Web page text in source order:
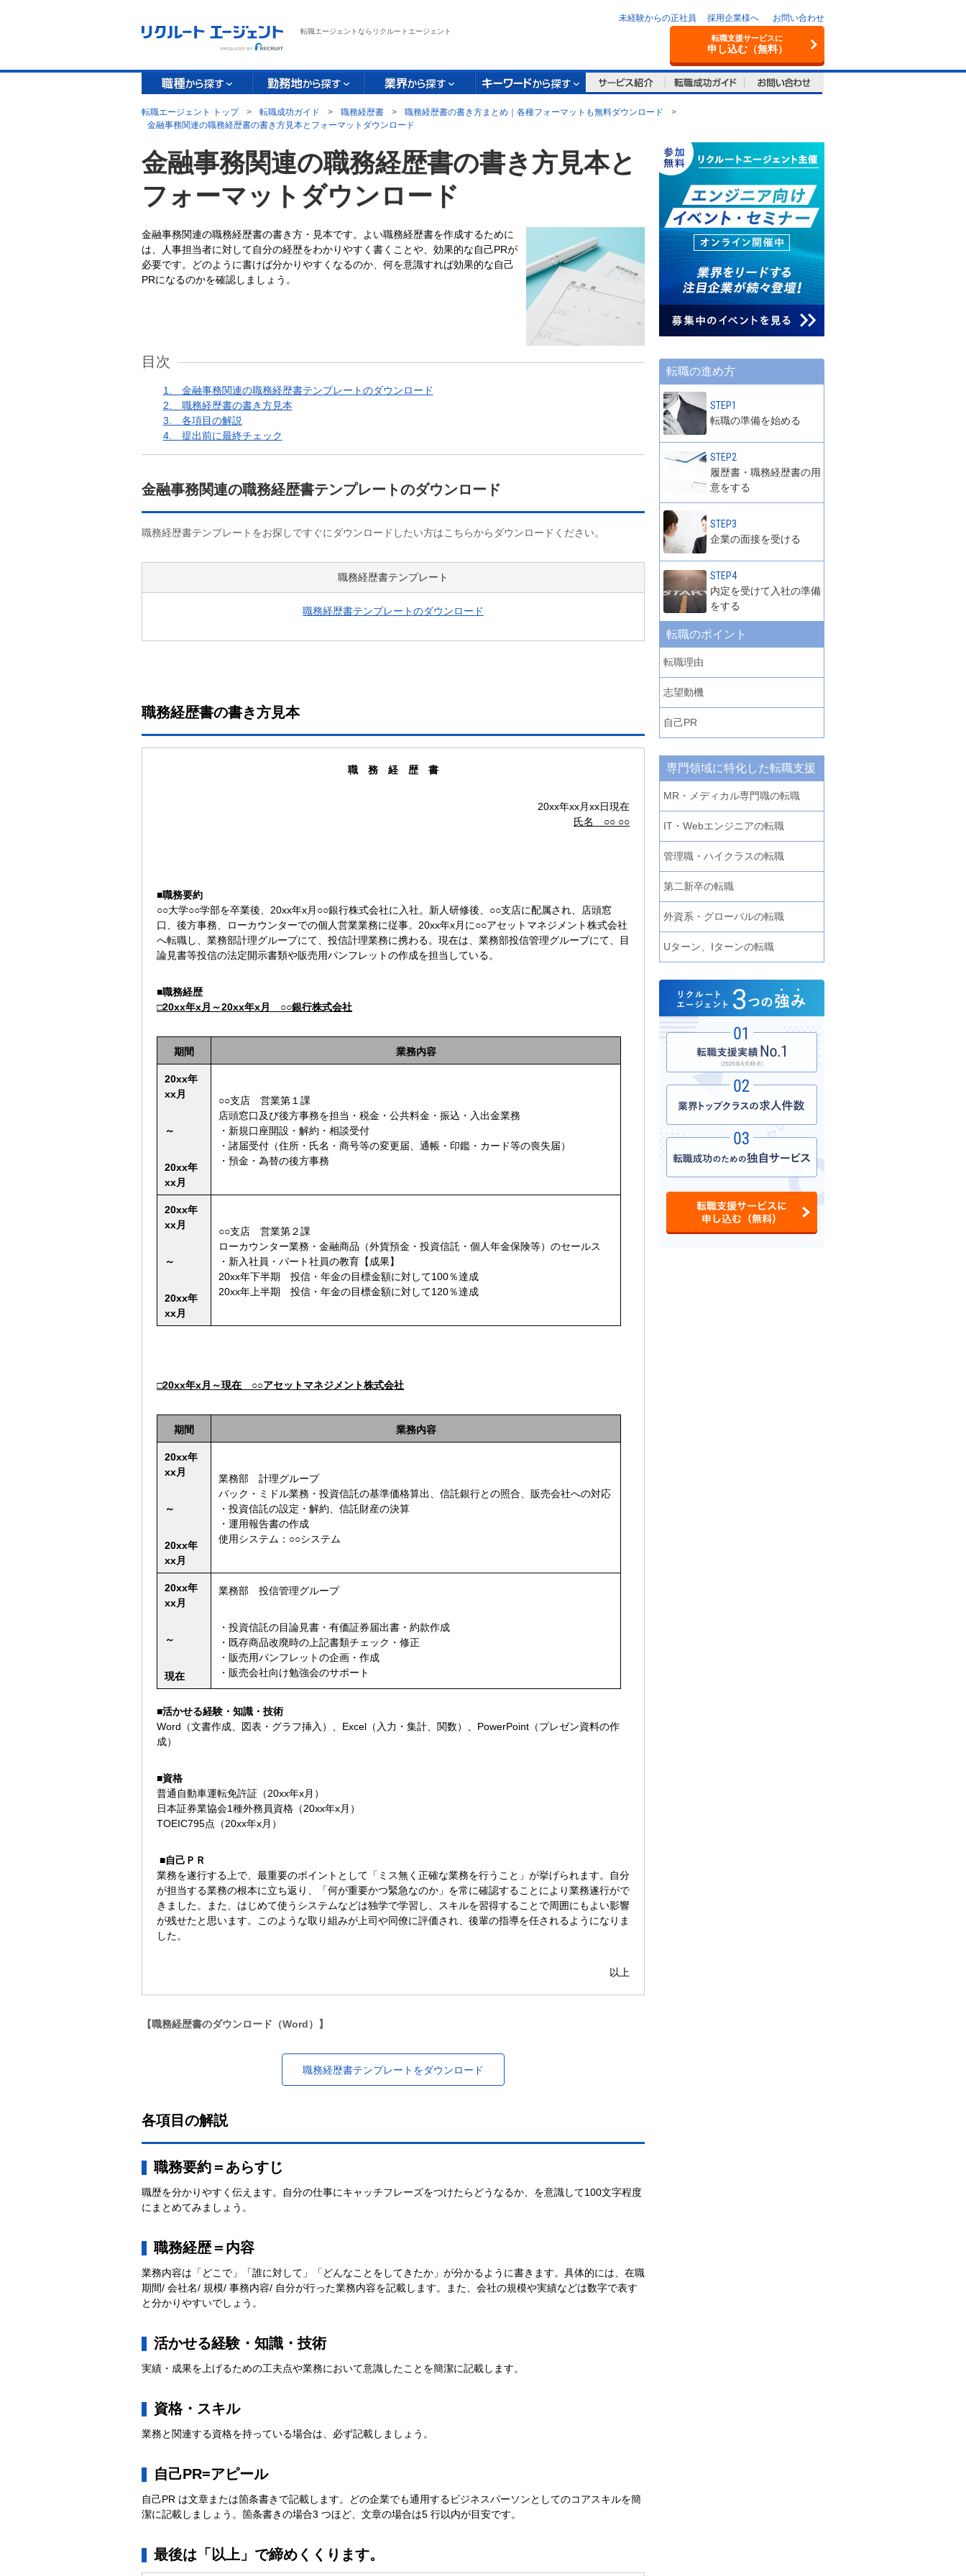
転職エージェントならリクルートエージェント
未経験からの正社員 採用企業様へ お問い合わせ
転職支援サービスに
申し込む（無料）
転職エージェント トップ > 転職成功ガイド > 職務経歴書 > 職務経歴書の書き方まとめ｜各種フォーマットも無料ダウンロード
>
金融事務関連の職務経歴書の書き方見本とフォーマットダウンロード
金融事務関連の職務経歴書の書き方見本と
フォーマットダウンロード
金融事務関連の職務経歴書の書き方・見本です。よい職務経歴書を作成するために
は、人事担当者に対して自分の経歴をわかりやすく書くことや、効果的な自己PRが
必要です。どのように書けば分かりやすくなるのか、何を意識すれば効果的な自己
PRになるのかを確認しましょう。
目次
1. 金融事務関連の職務経歴書テンプレートのダウンロード
2. 職務経歴書の書き方見本
3. 各項目の解説
4. 提出前に最終チェック
金融事務関連の職務経歴書テンプレートのダウンロード
職務経歴書テンプレートをお探しですぐにダウンロードしたい方はこちらからダウンロードください。
職務経歴書テンプレート
職務経歴書テンプレートのダウンロード
職務経歴書の書き方見本
職 務 経 歴 書
20xx年xx月xx日現在
氏名 ○○ ○○
■職務要約
○○大学○○学部を卒業後、20xx年x月○○銀行株式会社に入社。新人研修後、○○支店に配属され、店頭窓
口、後方事務、ローカウンターでの個人営業業務に従事。20xx年x月に○○アセットマネジメント株式会社
へ転職し、業務部計理グループにて、投信計理業務に携わる。現在は、業務部投信管理グループにて、目
論見書等投信の法定開示書類や販売用パンフレットの作成を担当している。
■職務経歴
□20xx年x月～20xx年x月 ○○銀行株式会社
期間 業務内容
20xx年
xx月
～
20xx年
xx月
○○支店 営業第１課
店頭窓口及び後方事務を担当 ・税金・公共料金・振込・入出金業務
・新規口座開設・解約・相談受付
・諸届受付（住所・氏名・商号等の変更届、通帳・印鑑・カード等の喪失届）
・預金・為替の後方事務
20xx年
xx月
～
20xx年
xx月
○○支店 営業第２課
ローカウンター業務 ・金融商品（外貨預金・投資信託・個人年金保険等）のセールス
・新入社員・パート社員の教育 【成果】
20xx年下半期 投信・年金の目標金額に対して100％達成
20xx年上半期 投信・年金の目標金額に対して120％達成
□20xx年x月～現在 ○○アセットマネジメント株式会社
期間 業務内容
20xx年
xx月
～
20xx年
xx月
業務部 計理グループ
バック・ミドル業務 ・投資信託の基準価格算出、信託銀行との照合、販売会社への対応
・投資信託の設定・解約、信託財産の決算
・運用報告書の作成
使用システム：○○システム
20xx年
xx月
～
現在
業務部 投信管理グループ
・投資信託の目論見書・有価証券届出書・約款作成
・既存商品改廃時の上記書類チェック・修正
・販売用パンフレットの企画・作成
・販売会社向け勉強会のサポート
■活かせる経験・知識・技術
Word（文書作成、図表・グラフ挿入）、Excel（入力・集計、関数）、PowerPoint（プレゼン資料の作
成）
■資格
普通自動車運転免許証（20xx年x月）
日本証券業協会1種外務員資格（20xx年x月）
TOEIC795点（20xx年x月）
■自己ＰＲ
業務を遂行する上で、最重要のポイントとして「ミス無く正確な業務を行うこと」が挙げられます。自分
が担当する業務の根本に立ち返り、「何が重要かつ緊急なのか」を常に確認することにより業務遂行がで
きました。また、はじめて使うシステムなどは独学で学習し、スキルを習得することで周囲にもよい影響
が残せたと思います。このような取り組みが上司や同僚に評価され、後輩の指導を任されるようになりま
した。
以上
【職務経歴書のダウンロード（Word）】
職務経歴書テンプレートをダウンロード
各項目の解説
職務要約＝あらすじ
職歴を分かりやすく伝えます。自分の仕事にキャッチフレーズをつけたらどうなるか、を意識して100文字程度
にまとめてみましょう。
職務経歴＝内容
業務内容は「どこで」「誰に対して」「どんなことをしてきたか」が分かるように書きます。具体的には、在職
期間/ 会社名/ 規模/ 事務内容/ 自分が行った業務内容を記載します。また、会社の規模や実績などは数字で表す
と分かりやすいでしょう。
活かせる経験・知識・技術
実績・成果を上げるための工夫点や業務において意識したことを簡潔に記載します。
資格・スキル
業務と関連する資格を持っている場合は、必ず記載しましょう。
自己PR=アピール
自己PR は文章または箇条書きで記載します。どの企業でも通用するビジネスパーソンとしてのコアスキルを簡
潔に記載しましょう。箇条書きの場合3 つほど、文章の場合は5 行以内が目安です。
最後は「以上」で締めくくります。
転職の進め方
STEP1
転職の準備を始める
STEP2
履歴書・職務経歴書の用
意をする
STEP3
企業の面接を受ける
STEP4
内定を受けて入社の準備
をする
転職のポイント
転職理由
志望動機
自己PR
専門領域に特化した転職支援
MR・メディカル専門職の転職
IT・Webエンジニアの転職
管理職・ハイクラスの転職
第二新卒の転職
外資系・グローバルの転職
Uターン、Iターンの転職